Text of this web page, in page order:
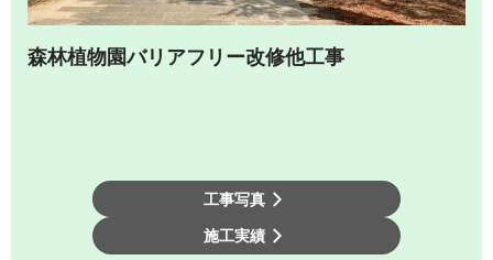
森林植物園バリアフリー改修他工事
工事写真
施工実績